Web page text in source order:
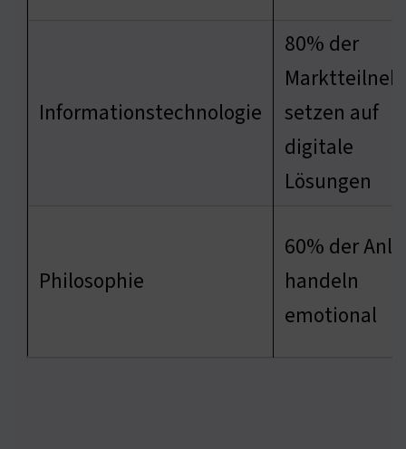
Informationstechnologie
80% der
setzen auf
digitale
Lösungen
Philosophie
60% der
handeln
emotional